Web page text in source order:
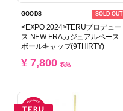
SOLD OUT
GOODS
<EXPO 2024>TERUプロデュー
ス NEW ERAカジュアルベース
ボールキャップ(9THIRTY)
¥ 7,800 税込